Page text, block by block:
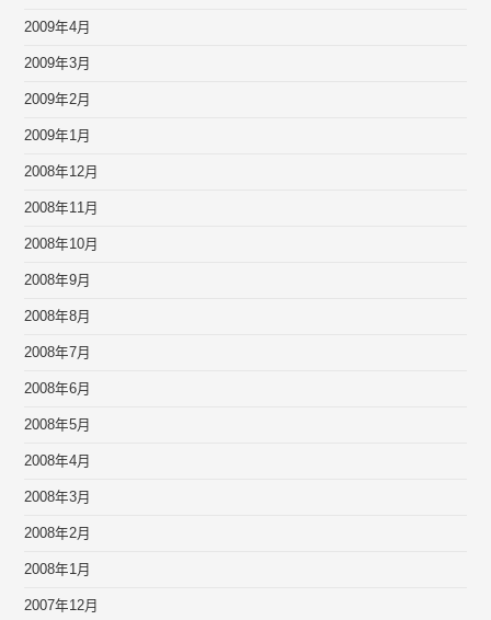
2009年4月
2009年3月
2009年2月
2009年1月
2008年12月
2008年11月
2008年10月
2008年9月
2008年8月
2008年7月
2008年6月
2008年5月
2008年4月
2008年3月
2008年2月
2008年1月
2007年12月